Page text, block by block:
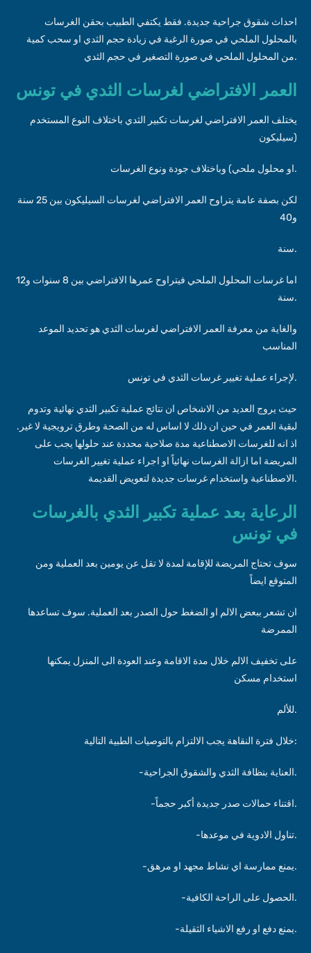
احداث شقوق جراحية جديدة. فقط يكتفي الطبيب بحقن الغرسات
بالمحلول الملحي في صورة الرغبة في زيادة حجم الثدي او سحب كمية
من المحلول الملحي في صورة التصغير في حجم الثدي.
العمر الافتراضي لغرسات الثدي في تونس
يختلف العمر الافتراضي لغرسات تكبير الثدي باختلاف النوع المستخدم
(سيليكون
او محلول ملحي) وباختلاف جودة ونوع الغرسات.
لكن بصفة عامة يتراوح العمر الافتراضي لغرسات السيليكون بين 25 سنة
و40
سنة.
اما غرسات المحلول الملحي فيتراوح عمرها الافتراضي بين 8 سنوات و12
سنة.
والغاية من معرفة العمر الافتراضي لغرسات الثدي هو تحديد الموعد
المناسب
لإجراء عملية تغيير غرسات الثدي في تونس.
لبقية العمر في حين ان ذلك لا اساس له من الصحة وطرق ترويجية لا غير.
اذ انه للغرسات الاصطناعية مدة صلاحية محددة عند حلولها يجب على
المريضة اما ازالة الغرسات نهائياً او اجراء عملية تغيير الغرسات
الاصطناعية واستخدام غرسات جديدة لتعويض القديمة.
الرعاية بعد عملية تكبير الثدي بالغرسات
في تونس
سوف تحتاج المريضة للإقامة لمدة لا تقل عن يومين بعد العملية ومن
المتوقع ايضاً
ان تشعر ببعض الالم او الضغط حول الصدر بعد العملية. سوف تساعدها
الممرضة
على تخفيف الالم خلال مدة الاقامة وعند العودة الى المنزل يمكنها
استخدام مسكن
للألم.
خلال فترة النقاهة يجب الالتزام بالتوصيات الطبية التالية:
-العناية بنظافة الثدي والشقوق الجراحية.
-اقتناء حمالات صدر جديدة أكبر حجماً.
-تناول الادوية في موعدها.
-يمنع ممارسة اي نشاط مجهد او مرهق.
-الحصول على الراحة الكافية.
-يمنع دفع او رفع الاشياء الثقيلة.